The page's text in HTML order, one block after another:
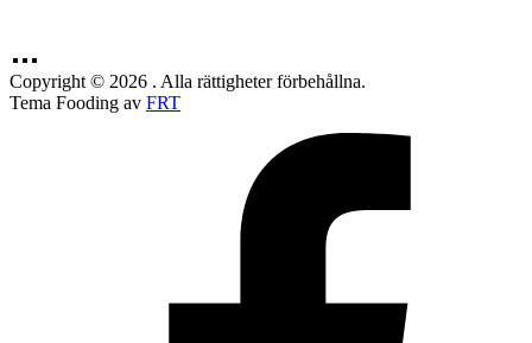
Copyright © 2026 . Alla rättigheter förbehållna.
Tema Fooding av FRT